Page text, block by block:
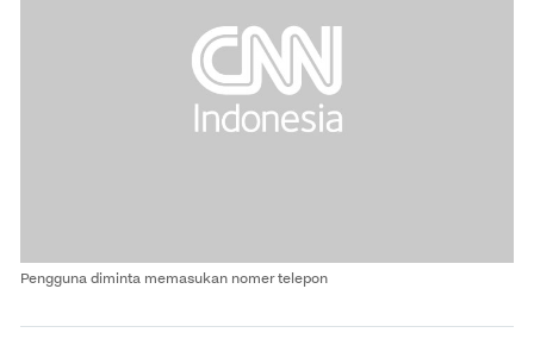
Pengguna diminta memasukan nomer telepon